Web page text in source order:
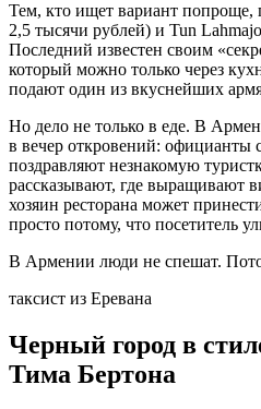
Тем, кто ищет вариант попроще,
2,5 тысячи рублей) и Tun
Последний известен своим
который можно только через
подают один из вкуснейших
Но дело не только в еде. В
в вечер откровений: официанты
поздравляют незнакомую
рассказывают, где выращивают
хозяин ресторана может
просто потому, что посетитель
В Армении люди не спешат.
таксист из Еревана
Черный город в
Тима Бертона